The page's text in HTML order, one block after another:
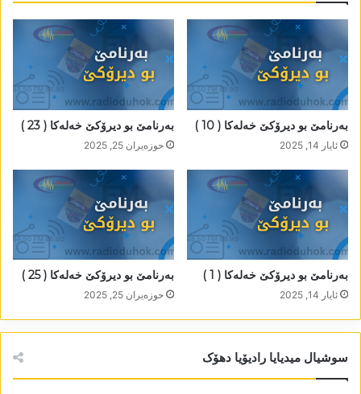
بەرنامێ بو دیرۆکێ خەلەکا ( 10 )
ئایار 14, 2025
بەرنامێ بو دیرۆکێ خەلەکا ( 23 )
حوزه‌یران 25, 2025
بەرنامێ بو دیرۆکێ خەلەکا ( 1 )
ئایار 14, 2025
بەرنامێ بو دیرۆکێ خەلەکا ( 25 )
حوزه‌یران 25, 2025
سوشیال میدیایا رادیۆیا دھۆک